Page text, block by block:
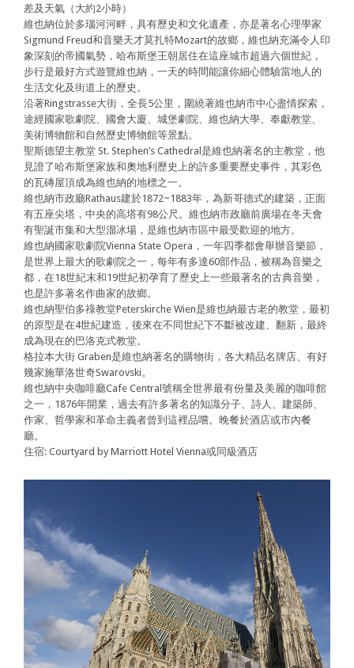
差及天氣（大約2小時）
維也納位於多瑙河河畔，具有歷史和文化遺產，亦是著名心理學家
Sigmund Freud和音樂天才莫扎特Mozart的故鄉，維也納充滿令人印
象深刻的帝國氣勢，哈布斯堡王朝居住在這座城市超過六個世紀，
步行是最好方式遊覽維也納，一天的時間能讓你細心體驗當地人的
生活文化及街道上的歷史。
沿著Ringstrasse大街，全長5公里，圍繞著維也納市中心盡情探索，
途經國家歌劇院、國會大廈、城堡劇院、維也納大學、奉獻教堂、
美術博物館和自然歷史博物館等景點。
聖斯德望主教堂 St. Stephen’s Cathedral是維也納著名的主教堂，他
見證了哈布斯堡家族和奧地利歷史上的許多重要歷史事件，其彩色
的瓦磚屋頂成為維也納的地標之一。
維也納市政廳Rathaus建於1872~1883年，為新哥德式的建築，正面
有五座尖塔，中央的高塔有98公尺。維也納市政廳前廣場在冬天會
有聖誕市集和大型溜冰場，是維也納市區中最受歡迎的地方。
維也納國家歌劇院Vienna State Opera，一年四季都會舉辦音樂節，
是世界上最大的歌劇院之一，每年有多達60部作品，被稱為音樂之
都，在18世紀末和19世紀初孕育了歷史上一些最著名的古典音樂，
也是許多著名作曲家的故鄉。
維也納聖伯多祿教堂Peterskirche Wien是維也納最古老的教堂，最初
的原型是在4世紀建造，後來在不同世紀下不斷被改建、翻新，最終
成為現在的巴洛克式教堂。
格拉本大街 Graben是維也納著名的購物街，各大精品名牌店、有好
幾家施華洛世奇Swarovski。
維也納中央咖啡廳Cafe Central號稱全世界最有份量及美麗的咖啡館
之一，1876年開業，過去有許多著名的知識分子、詩人、建築師、
作家、哲學家和革命主義者曾到這裡品嚐。晚餐於酒店或市內餐
廳。
住宿: Courtyard by Marriott Hotel Vienna或同級酒店